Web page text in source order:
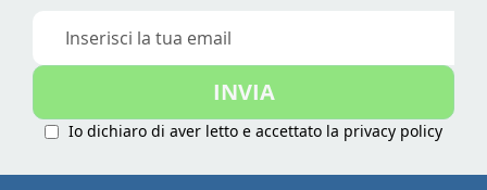
nostra
INVIA
Io dichiaro di aver letto e accettato la privacy policy